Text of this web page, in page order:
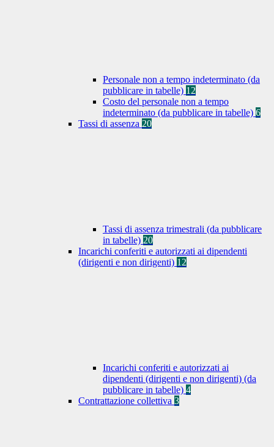
Personale non a tempo indeterminato (da
pubblicare in tabelle) 12
Costo del personale non a tempo
indeterminato (da pubblicare in tabelle) 6
Tassi di assenza 20
Tassi di assenza trimestrali (da pubblicare
in tabelle) 20
Incarichi conferiti e autorizzati ai dipendenti
(dirigenti e non dirigenti) 12
Incarichi conferiti e autorizzati ai
dipendenti (dirigenti e non dirigenti) (da
pubblicare in tabelle) 4
Contrattazione collettiva 3